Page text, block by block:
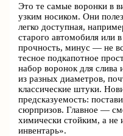
Это те самые воронки в
узким носиком. Они
легко доступная,
старого автомобиля
прочность, минус — не
тесное подкапотное
набор воронок для слива
из разных диаметров,
классические штуки.
предсказуемость:
сюрпризов. Главное —
химически стойким, а не
инвентарь».